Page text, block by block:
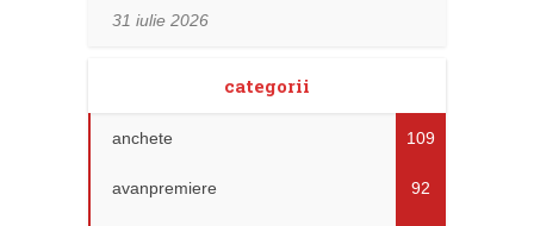
31 iulie 2026
categorii
anchete 109
avanpremiere 92